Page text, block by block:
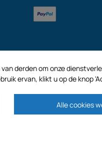
€ 187.203,29, 32 Rue de
derden om onze
ervan, klikt u op de knop
Alle cookies